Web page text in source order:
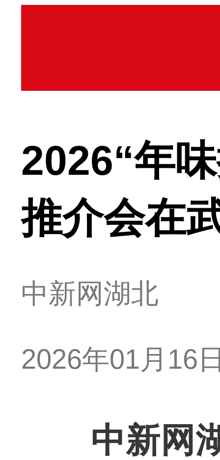
2026“年
推介会在
中新网湖北
2026年01月16
中新网